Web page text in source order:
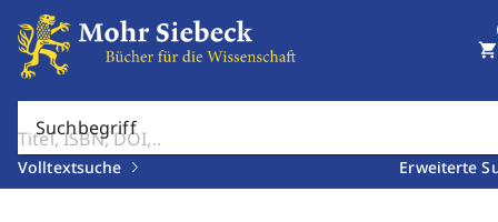
Suchbegriff
Volltextsuche Erweiterte
shopping_cart